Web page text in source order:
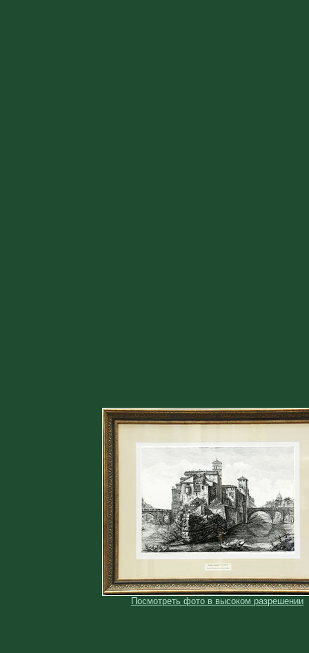
Посмотреть фото в высоком разрешении